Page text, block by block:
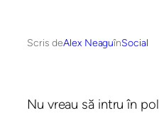
Scris deAlex NeaguînSocial
Nu vreau să intru în